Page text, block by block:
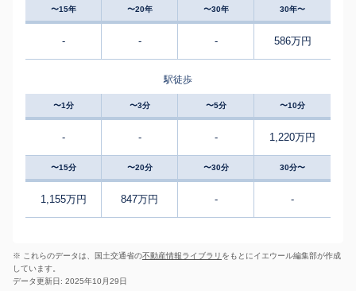
〜15年 〜20年 〜30年 30年〜
- - - 586万円
駅徒歩
〜1分 〜3分 〜5分 〜10分
- - - 1,220万円
〜15分 〜20分 〜30分 30分〜
1,155万円 847万円 - -
※ これらのデータは、国土交通省の不動産情報ライブラリ をもとにイエウール編集部が作成
しています。
データ更新日: 2025年10月29日